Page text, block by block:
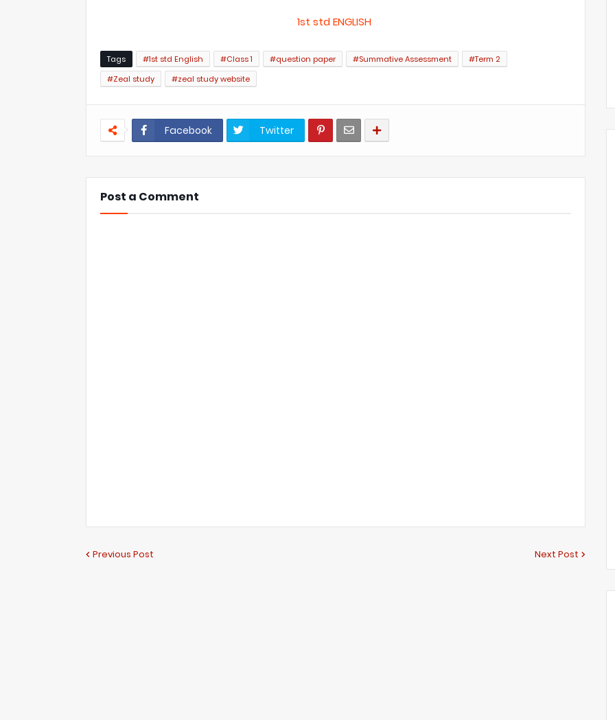
1st std ENGLISH
Tags #1st std English #Class 1 #question paper #Summative Assessment
#Term 2
#Zeal study
#zeal study website
Facebook Twitter
Post a Comment
Previous Post Next Post